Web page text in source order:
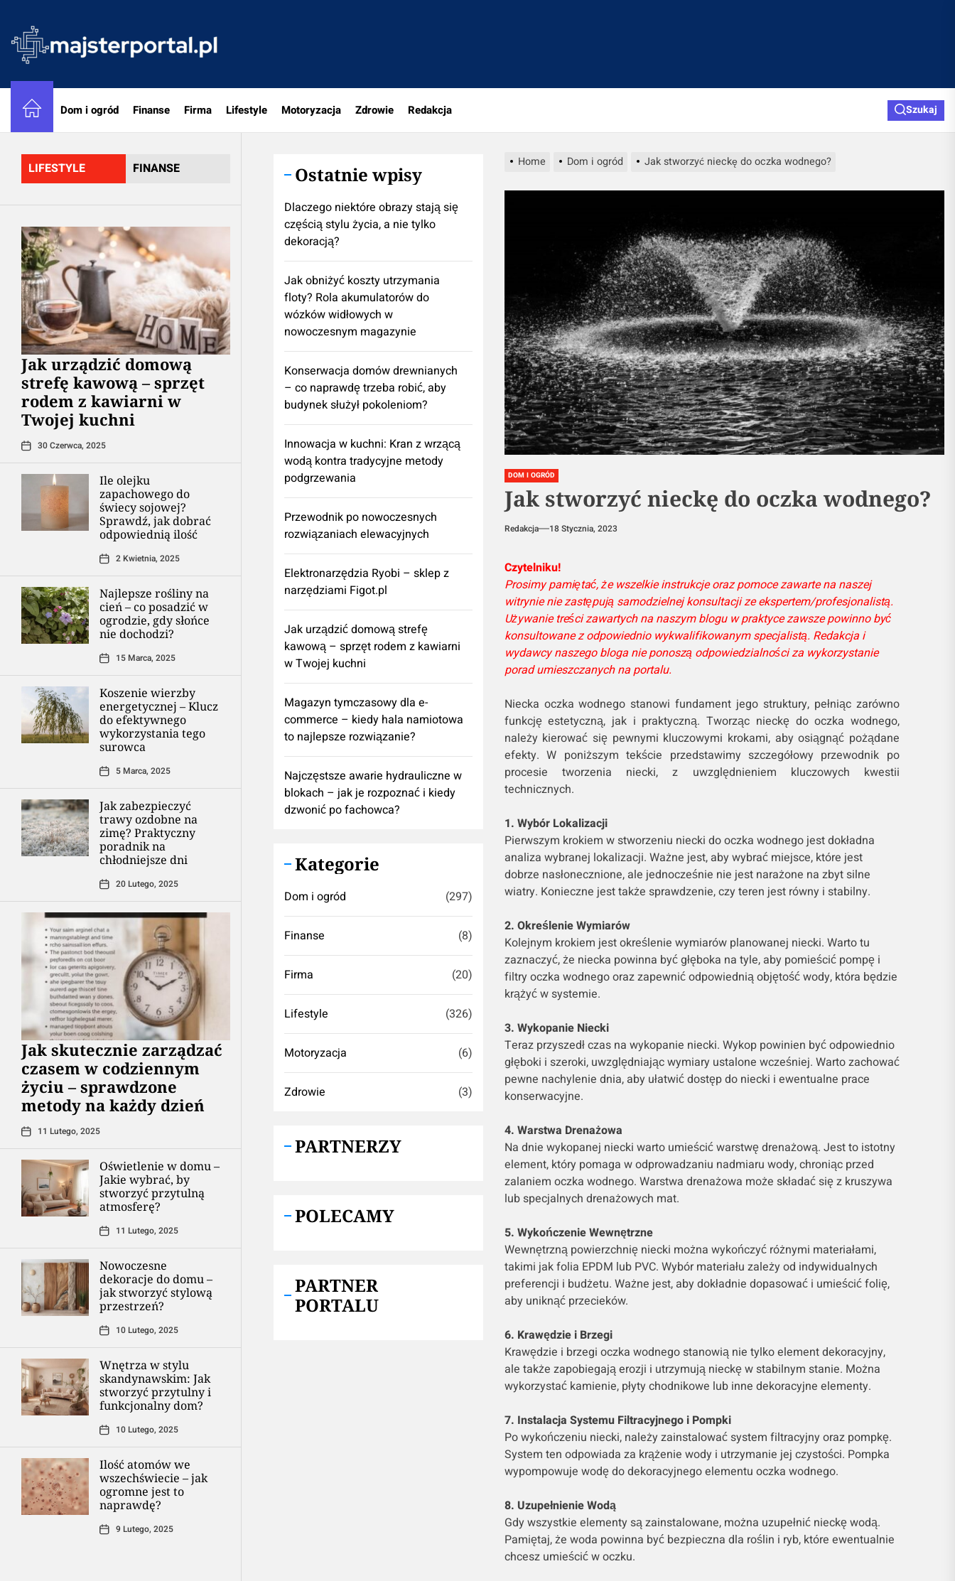
the
content
Dom i ogród Finanse Firma Lifestyle Motoryzacja Zdrowie Redakcja Szukaj
LIFESTYLE FINANSE
​Jak urządzić domową
strefę kawową – sprzęt
rodem z kawiarni w
Twojej kuchni
30 Czerwca, 2025
Ile olejku
zapachowego do
świecy sojowej?
Sprawdź, jak dobrać
odpowiednią ilość
2 Kwietnia, 2025
Najlepsze rośliny na
cień – co posadzić w
ogrodzie, gdy słońce
nie dochodzi?
15 Marca, 2025
Koszenie wierzby
energetycznej – Klucz
do efektywnego
wykorzystania tego
surowca
5 Marca, 2025
Jak zabezpieczyć
trawy ozdobne na
zimę? Praktyczny
poradnik na
chłodniejsze dni
20 Lutego, 2025
Jak skutecznie zarządzać
czasem w codziennym
życiu – sprawdzone
metody na każdy dzień
11 Lutego, 2025
Oświetlenie w domu –
Jakie wybrać, by
stworzyć przytulną
atmosferę?
11 Lutego, 2025
Nowoczesne
dekoracje do domu –
jak stworzyć stylową
przestrzeń?
10 Lutego, 2025
Wnętrza w stylu
skandynawskim: Jak
stworzyć przytulny i
funkcjonalny dom?
10 Lutego, 2025
Ilość atomów we
wszechświecie – jak
ogromne jest to
naprawdę?
9 Lutego, 2025
Home Dom i ogród Jak stworzyć nieckę do oczka wodnego?
DOM I OGRÓD
Jak stworzyć nieckę do oczka wodnego?
Redakcja 18 Stycznia, 2023
Czytelniku!
Prosimy pamiętać, że wszelkie instrukcje oraz pomoce zawarte na naszej
witrynie nie zastępują samodzielnej konsultacji ze ekspertem/profesjonalistą.
Używanie treści zawartych na naszym blogu w praktyce zawsze powinno być
konsultowane z odpowiednio wykwalifikowanym specjalistą. Redakcja i
wydawcy naszego bloga nie ponoszą odpowiedzialności za wykorzystanie
porad umieszczanych na portalu.
Niecka oczka wodnego stanowi fundament jego struktury, pełniąc zarówno
funkcję estetyczną, jak i praktyczną. Tworząc nieckę do oczka wodnego,
należy kierować się pewnymi kluczowymi krokami, aby osiągnąć pożądane
efekty. W poniższym tekście przedstawimy szczegółowy przewodnik po
procesie tworzenia niecki, z uwzględnieniem kluczowych kwestii
technicznych.
1. Wybór Lokalizacji
Pierwszym krokiem w stworzeniu niecki do oczka wodnego jest dokładna
analiza wybranej lokalizacji. Ważne jest, aby wybrać miejsce, które jest
dobrze nasłonecznione, ale jednocześnie nie jest narażone na zbyt silne
wiatry. Konieczne jest także sprawdzenie, czy teren jest równy i stabilny.
2. Określenie Wymiarów
Kolejnym krokiem jest określenie wymiarów planowanej niecki. Warto tu
zaznaczyć, że niecka powinna być głęboka na tyle, aby pomieścić pompę i
filtry oczka wodnego oraz zapewnić odpowiednią objętość wody, która będzie
krążyć w systemie.
3. Wykopanie Niecki
Teraz przyszedł czas na wykopanie niecki. Wykop powinien być odpowiednio
głęboki i szeroki, uwzględniając wymiary ustalone wcześniej. Warto zachować
pewne nachylenie dnia, aby ułatwić dostęp do niecki i ewentualne prace
konserwacyjne.
4. Warstwa Drenażowa
Na dnie wykopanej niecki warto umieścić warstwę drenażową. Jest to istotny
element, który pomaga w odprowadzaniu nadmiaru wody, chroniąc przed
zalaniem oczka wodnego. Warstwa drenażowa może składać się z kruszywa
lub specjalnych drenażowych mat.
5. Wykończenie Wewnętrzne
Wewnętrzną powierzchnię niecki można wykończyć różnymi materiałami,
takimi jak folia EPDM lub PVC. Wybór materiału zależy od indywidualnych
preferencji i budżetu. Ważne jest, aby dokładnie dopasować i umieścić folię,
aby uniknąć przecieków.
6. Krawędzie i Brzegi
Krawędzie i brzegi oczka wodnego stanowią nie tylko element dekoracyjny,
ale także zapobiegają erozji i utrzymują nieckę w stabilnym stanie. Można
wykorzystać kamienie, płyty chodnikowe lub inne dekoracyjne elementy.
7. Instalacja Systemu Filtracyjnego i Pompki
Po wykończeniu niecki, należy zainstalować system filtracyjny oraz pompkę.
System ten odpowiada za krążenie wody i utrzymanie jej czystości. Pompka
wypompowuje wodę do dekoracyjnego elementu oczka wodnego.
8. Uzupełnienie Wodą
Gdy wszystkie elementy są zainstalowane, można uzupełnić nieckę wodą.
Pamiętaj, że woda powinna być bezpieczna dla roślin i ryb, które ewentualnie
chcesz umieścić w oczku.
Ostatnie wpisy
Dlaczego niektóre obrazy stają się
częścią stylu życia, a nie tylko
dekoracją?
Jak obniżyć koszty utrzymania
floty? Rola akumulatorów do
wózków widłowych w
nowoczesnym magazynie
Konserwacja domów drewnianych
– co naprawdę trzeba robić, aby
budynek służył pokoleniom?
Innowacja w kuchni: Kran z wrzącą
wodą kontra tradycyjne metody
podgrzewania
Przewodnik po nowoczesnych
rozwiązaniach elewacyjnych
Elektronarzędzia Ryobi – sklep z
narzędziami Figot.pl
​Jak urządzić domową strefę
kawową – sprzęt rodem z kawiarni
w Twojej kuchni
Magazyn tymczasowy dla e-
commerce – kiedy hala namiotowa
to najlepsze rozwiązanie?
Najczęstsze awarie hydrauliczne w
blokach – jak je rozpoznać i kiedy
dzwonić po fachowca?
Kategorie
Dom i ogród (297)
Finanse (8)
Firma (20)
Lifestyle (326)
Motoryzacja (6)
Zdrowie (3)
PARTNERZY
POLECAMY
PARTNER
PORTALU